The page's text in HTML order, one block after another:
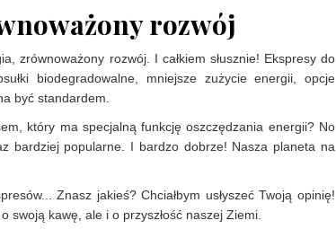
rozwój
zrównoważony rozwój. I całkiem słusznie! Ekspresy do
biodegradowalne, mniejsze zużycie energii, opcje
być standardem.
który ma specjalną funkcję oszczędzania energii? No
bardziej popularne. I bardzo dobrze! Nasza planeta na
Znasz jakieś? Chciałbym usłyszeć Twoją opinię!
swoją kawę, ale i o przyszłość naszej Ziemi.